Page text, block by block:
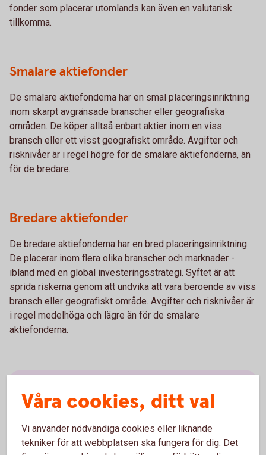
fonder som placerar utomlands kan även en valutarisk
tillkomma.
Smalare aktiefonder
De smalare aktiefonderna har en smal placeringsinriktning
inom skarpt avgränsade branscher eller geografiska
områden. De köper alltså enbart aktier inom en viss
bransch eller ett visst geografiskt område. Avgifter och
risknivåer är i regel högre för de smalare aktiefonderna, än
för de bredare.
Bredare aktiefonder
De bredare aktiefonderna har en bred placeringsinriktning.
De placerar inom flera olika branscher och marknader -
ibland med en global investeringsstrategi. Syftet är att
sprida riskerna genom att undvika att vara beroende av viss
bransch eller geografiskt område. Avgifter och risknivåer är
i regel medelhöga och lägre än för de smalare
aktiefonderna.
Tips!
Våra cookies, ditt val
Vi använder nödvändiga cookies eller liknande
tekniker för att webbplatsen ska fungera för dig. Det